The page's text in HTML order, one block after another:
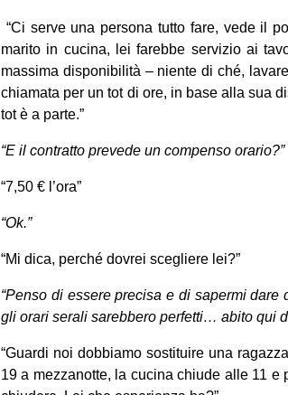
“Ci serve una persona tutto fare, vede il
marito in cucina, lei farebbe servizio ai
massima disponibilità – niente di ché,
chiamata per un tot di ore, in base alla sua
tot è a parte.”
“E il contratto prevede un compenso orario?”
“7,50 € l’ora”
“Ok.”
“Mi dica, perché dovrei scegliere lei?”
“Penso di essere precisa e di sapermi
gli orari serali sarebbero perfetti… abito qui
“Guardi noi dobbiamo sostituire una
19 a mezzanotte, la cucina chiude alle 11